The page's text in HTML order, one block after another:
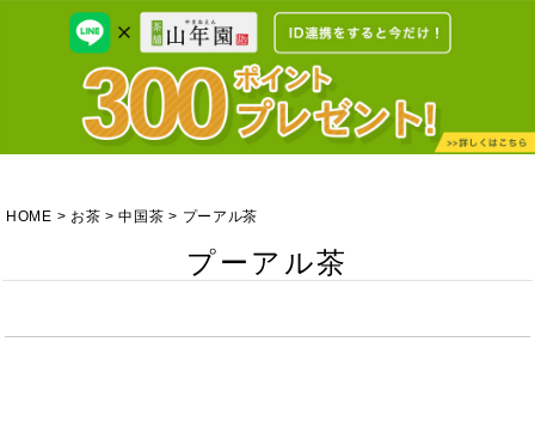
HOME お茶 中国茶 プーアル茶
プーアル茶